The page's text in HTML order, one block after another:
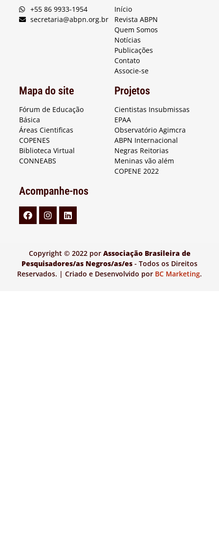
+55 86 9933-1954
secretaria@abpn.org.br
Início
Revista ABPN
Quem Somos
Notícias
Publicações
Contato
Associe-se
Mapa do site
Fórum de Educação
Básica
Áreas Cientificas
COPENES
Biblioteca Virtual
CONNEABS
Projetos
Cientistas Insubmissas
EPAA
Observatório Agimcra
ABPN Internacional
Negras Reitorias
Meninas vão além
COPENE 2022
Acompanhe-nos
Copyright © 2022 por Associação Brasileira de
Pesquisadores/as Negros/as/es - Todos os Direitos
Reservados. | Criado e Desenvolvido por BC Marketing.